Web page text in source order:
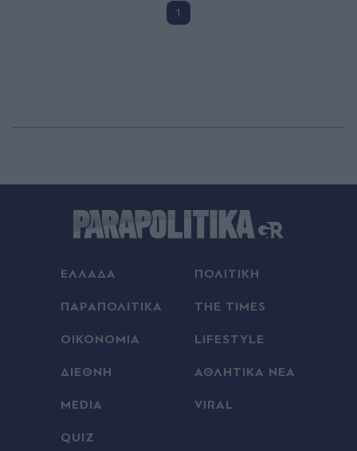
1
ΕΛΛΑΔΑ ΠΟΛΙΤΙΚΗ
ΠΑΡΑΠΟΛΙΤΙΚΑ THE TIMES
ΟΙΚΟΝΟΜΙΑ LIFESTYLE
ΔΙΕΘΝΗ ΑΘΛΗΤΙΚΑ ΝΕΑ
MEDIA VIRAL
QUIZ